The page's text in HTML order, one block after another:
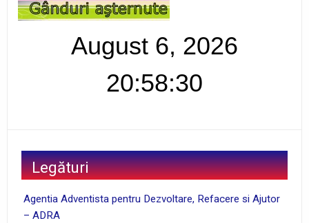
August 6, 2026
20:58:31
Legături
Agentia Adventista pentru Dezvoltare, Refacere si Ajutor
– ADRA